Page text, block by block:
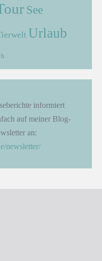
See
Urlaub
informiert
auf meiner Blog-
an:
newsletter/